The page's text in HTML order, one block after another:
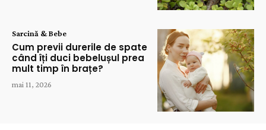
Sarcină & Bebe
Cum previi durerile de spate
când îți duci bebelușul prea
mult timp în brațe?
mai 11, 2026